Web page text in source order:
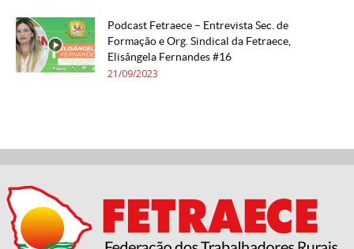
Podcast Fetraece – Entrevista Sec. de
Formação e Org. Sindical da Fetraece,
Elisângela Fernandes #16
21/09/2023